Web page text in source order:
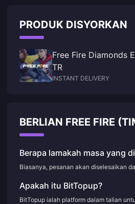
PRODUK DISYORKAN
Free Fire Diamonds
TR
INSTANT DELIVERY
BERLIAN FREE FIRE
Berapa lamakah masa yang
Biasanya, pesanan akan diselesaikan
Apakah itu BitTopup?
BitTopup ialah platform dalam talian